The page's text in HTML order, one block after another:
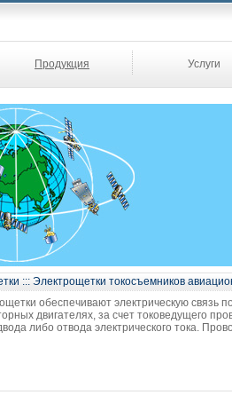
Продукция Услуги
::: Электрощетки токосъемников
обеспечивают электрическую
двигателях, за счет токоведущего
либо отвода электрического тока.